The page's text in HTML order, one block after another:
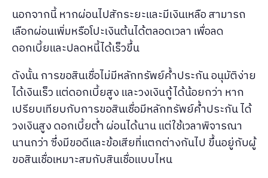
นอกจากนี้ หากผ่อนไปสักระยะและมีเงินเหลือ สามารถ
เลือกผ่อนเพิ่มหรือโปะเงินต้นได้ตลอดเวลา เพื่อลด
ดอกเบี้ยและปลดหนี้ได้เร็วขึ้น
ดังนั้น การขอสินเชื่อไม่มีหลักทรัพย์ค้ำประกัน อนุมัติง่าย
ได้เงินเร็ว แต่ดอกเบี้ยสูง และวงเงินกู้ได้น้อยกว่า หาก
เปรียบเทียบกับการขอสินเชื่อมีหลักทรัพย์ค้ำประกัน ได้
วงเงินสูง ดอกเบี้ยต่ำ ผ่อนได้นาน แต่ใช้เวลาพิจารณา
นานกว่า ซึ่งมีขอดีและข้อเสียที่แตกต่างกันไป ขึ้นอยู่กับผู้
ขอสินเชื่อเหมาะสมกับสินเชื่อแบบไหน